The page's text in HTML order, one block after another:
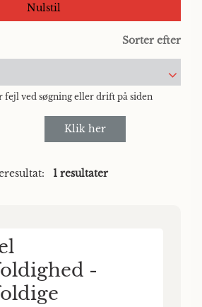
Nulstil
Sorter efter
fejl ved søgning eller drift på siden
Klik her
1 resultater
-